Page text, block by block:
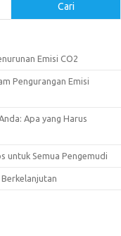
Cari
Emisi CO2
Pengurangan Emisi
Apa yang Harus
untuk Semua Pengemudi